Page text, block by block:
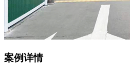
案例详情